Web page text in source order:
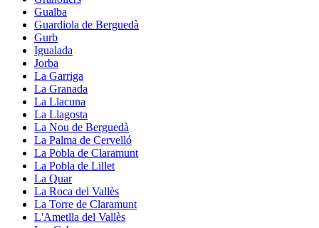
Gualba
Guardiola de Berguedà
Gurb
Igualada
Jorba
La Garriga
La Granada
La Llacuna
La Llagosta
La Nou de Berguedà
La Palma de Cervelló
La Pobla de Claramunt
La Pobla de Lillet
La Quar
La Roca del Vallès
La Torre de Claramunt
L'Ametlla del Vallès